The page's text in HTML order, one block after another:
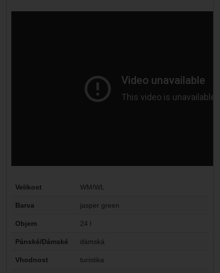
Parametry
Velikost WM/WL
Barva jasper green
Objem 24 l
Pánské/Dámské dámská
Vhodnost turistika